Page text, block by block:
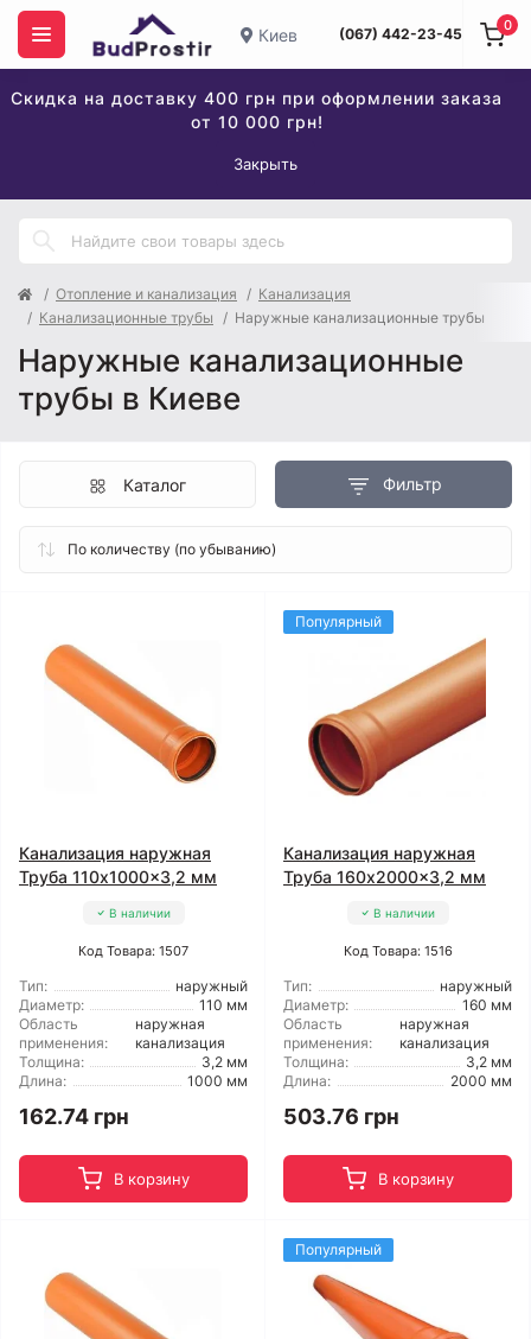
Киев (067) 442-23-45
Скидка на доставку 400 грн при оформлении заказа
от 10 000 грн!
Закрыть
0
Отопление и канализация
Канализация
Канализационные трубы
Наружные канализационные трубы
Наружные канализационные
трубы в Киеве
Фильтр
Каталог
Канализация наружная
Труба 110x1000x3,2 мм
В наличии
Код Товара: 1507
Тип:
наружный
Диаметр:
110 мм
Область
применения:
наружная
канализация
Толщина:
3,2 мм
Длина:
1000 мм
162.74 грн
В корзину
Популярный
Канализация наружная
Труба 160x2000x3,2 мм
В наличии
Код Товара: 1516
Тип:
наружный
Диаметр:
160 мм
Область
применения:
наружная
канализация
Толщина:
3,2 мм
Длина:
2000 мм
503.76 грн
В корзину
Популярный